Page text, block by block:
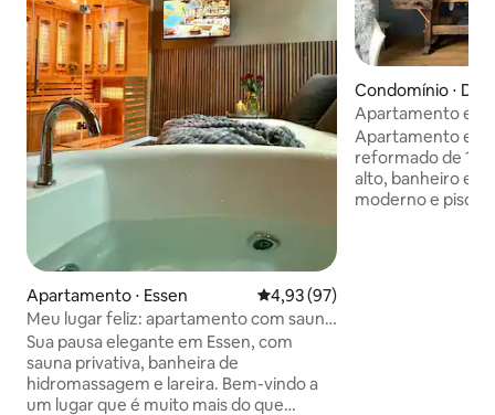
Apartamento ⋅ Essen 4,93 de uma avaliação média
4,93 (97)
Meu lugar feliz: apartamento com sauna
e hidromassagem
Sua pausa elegante em Essen, com
sauna privativa, banheira de
hidromassagem e lareira. Bem-vindo a
um lugar que é muito mais do que
Condomínio ⋅
Apartamento em
Apartamento em
reformado de
alto, banheiro
moderno e piso